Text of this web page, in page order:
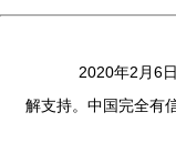
2020年2月6日
解支持。中国完全有